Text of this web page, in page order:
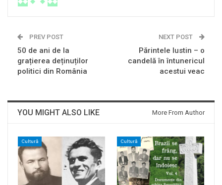
PREV POST
50 de ani de la
grațierea deținuților
politici din România
NEXT POST
Părintele Iustin – o
candelă în întunericul
acestui veac
YOU MIGHT ALSO LIKE More From Author
Cultură Cultură